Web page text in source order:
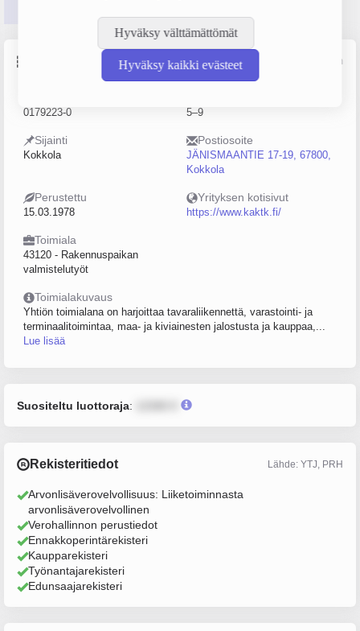
Hyväksy välttämättömät
Hyväksy kaikki evästeetLähde: YTJ, PRH, Traficom
0179223-0 5–9
Sijainti
Kokkola
Postiosoite
JÄNISMAANTIE 17-19, 67800,
Kokkola
Perustettu
15.03.1978
Yrityksen kotisivut
https://www.kaktk.fi/
Toimiala
43120 - Rakennuspaikan
valmistelutyöt
Toimialakuvaus
Yhtiön toimialana on harjoittaa tavaraliikennettä, varastointi- ja
terminaalitoimintaa, maa- ja kiviainesten jalostusta ja kauppaa,...
Lue lisää
Suositeltu luottoraja:
Rekisteritiedot Lähde: YTJ, PRH
Arvonlisäverovelvollisuus: Liiketoiminnasta
arvonlisäverovelvollinen
Verohallinnon perustiedot
Ennakkoperintärekisteri
Kaupparekisteri
Työnantajarekisteri
Edunsaajarekisteri